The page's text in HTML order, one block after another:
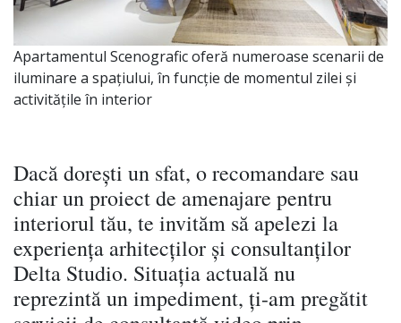
Apartamentul Scenografic oferă numeroase scenarii de
iluminare a spațiului, în funcție de momentul zilei și
activitățile în interior
Dacă dorești un sfat, o recomandare sau
chiar un proiect de amenajare pentru
interiorul tău, te invităm să apelezi la
experiența arhitecților și consultanților
Delta Studio. Situația actuală nu
reprezintă un impediment, ți-am pregătit